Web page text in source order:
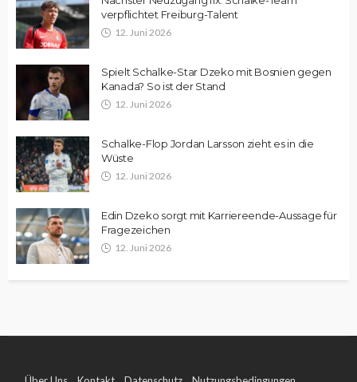
verpflichtet Freiburg-Talent
12. Juni 2026
Spielt Schalke-Star Dzeko mit Bosnien gegen
Kanada? So ist der Stand
12. Juni 2026
Schalke-Flop Jordan Larsson zieht es in die
Wüste
12. Juni 2026
Edin Dzeko sorgt mit Karriereende-Aussage für
Fragezeichen
12. Juni 2026